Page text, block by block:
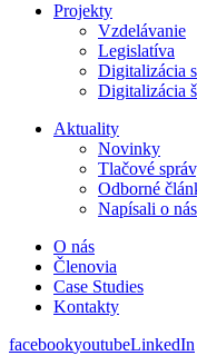
Projekty
Vzdelávanie
Legislatíva
Digitalizácia
Digitalizácia
Aktuality
Novinky
Tlačové
Odborné
Napísali o nás
O nás
Členovia
Case Studies
Kontakty
facebookyoutubeLinkedIn